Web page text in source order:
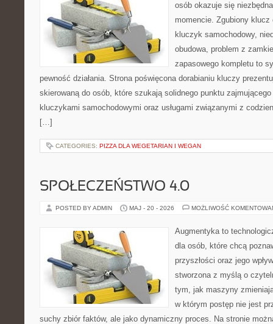
osób okazuje się
momencie. Zgubiony
kluczyk samochodowy,
obudowa, problem z
zapasowego kompletu to
pewność działania. Strona poświęcona dorabianiu kluczy
skierowaną do osób, które szukają solidnego punktu
kluczykami samochodowymi oraz usługami związanymi z
[…]
CATEGORIES: PIZZA DLA WEGETARIAN I WEGAN
SPOŁECZEŃSTWO 4.0
POSTED BY ADMIN MAJ - 20 - 2026 MOŻLIWOŚĆ
Augmentyka to
dla osób, które chcą
przyszłości oraz jego
stworzona z myślą o
tym, jak maszyny
w którym postęp nie jest
suchy zbiór faktów, ale jako dynamiczny proces. Na stronie